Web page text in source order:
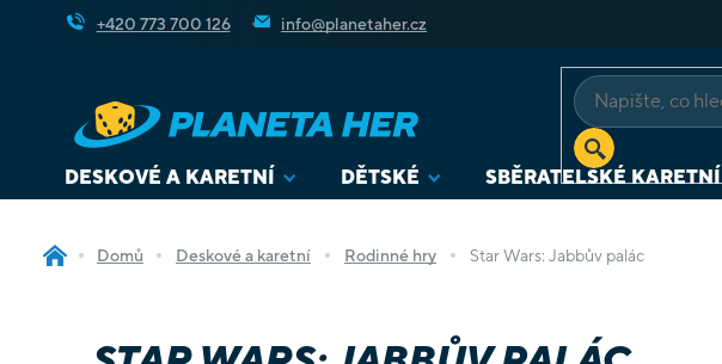
+420 773 700 126 info@planetaher.cz
DESKOVÉ A KARETNÍ DĚTSKÉ SBĚRATELSKÉ KARETNÍ
Domů Deskové a karetní Rodinné hry Star Wars: Jabbův palác